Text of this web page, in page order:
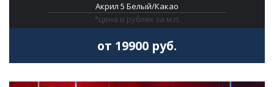
Акрил 5 Белый/Какао
*цена в рублях за м.п.
от 19900 руб.